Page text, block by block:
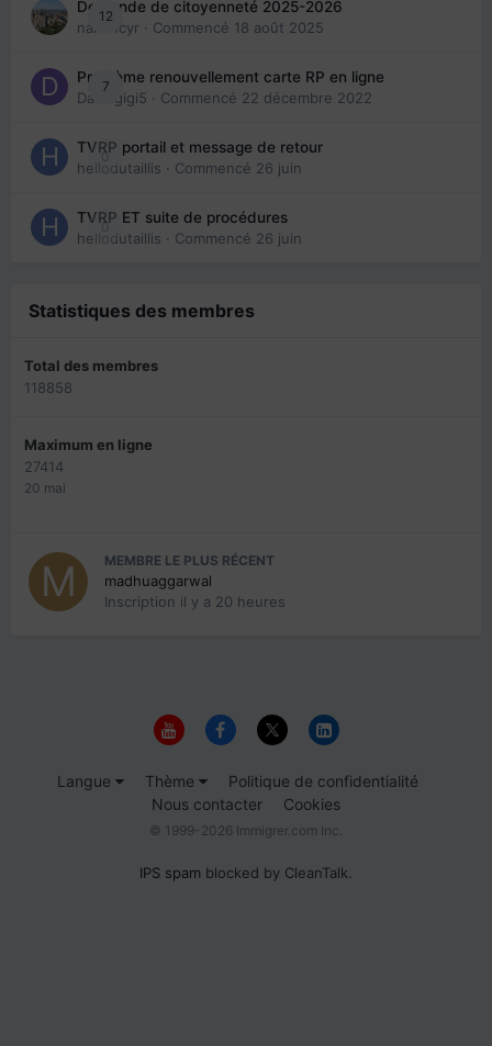
12
Demande de citoyenneté 2025-2026
nanancyr · Commencé 18 août 2025
7
Problème renouvellement carte RP en ligne
Davidgigi5 · Commencé 22 décembre 2022
0
TVRP portail et message de retour
hellodutaillis · Commencé 26 juin
0
TVRP ET suite de procédures
hellodutaillis · Commencé 26 juin
Statistiques des membres
Total des membres
118858
Maximum en ligne
27414
20 mai
MEMBRE LE PLUS RÉCENT
madhuaggarwal
Inscription il y a 20 heures
Langue Thème
Politique de confidentialité
Nous contacter
Cookies
© 1999-2026 Immigrer.com Inc.
IPS spam blocked by CleanTalk.